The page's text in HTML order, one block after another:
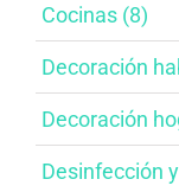
Cocinas (8)
Decoración
Decoración
Desinfección